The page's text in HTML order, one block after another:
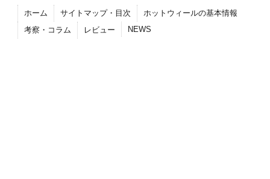
ホーム サイトマップ・目次
ホットウィールの基本情報
考察・コラム
レビュー NEWS